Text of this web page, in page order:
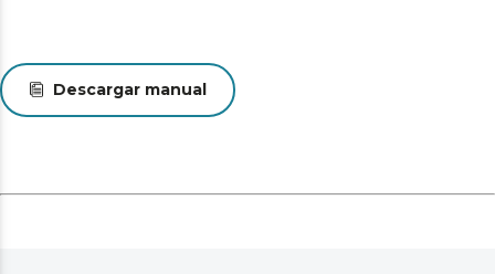
Descargar manual